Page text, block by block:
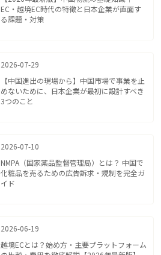
EC・越境EC時代の特徴と日本企業が直面す
る課題・対策
2026-07-29
【中国進出の現場から】中国市場で事業を止
めないために、日本企業が最初に設計すべき
3つのこと
2026-07-10
NMPA（国家薬品監督管理局）とは？ 中国で
化粧品を売るための広告訴求・規制を完全ガ
イド
2026-06-19
越境ECとは？始め方・主要プラットフォーム